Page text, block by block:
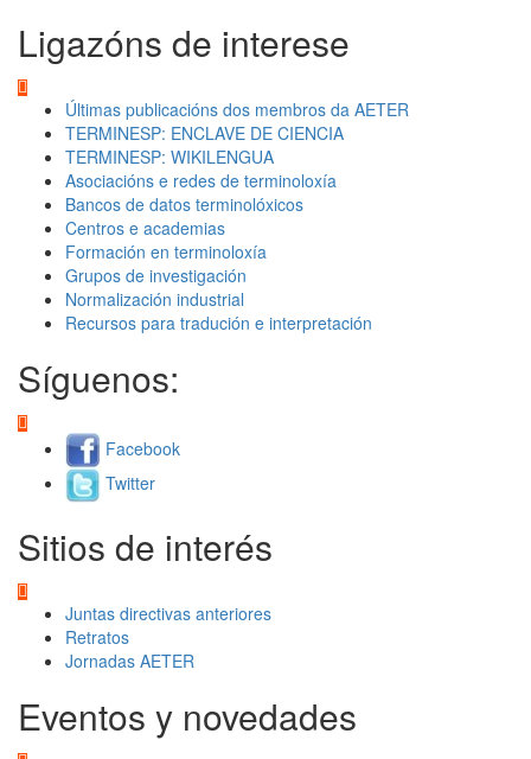
Ligazóns de interese
Últimas publicacións dos membros da AETER
TERMINESP: ENCLAVE DE CIENCIA
TERMINESP: WIKILENGUA
Asociacións e redes de terminoloxía
Bancos de datos terminolóxicos
Centros e academias
Formación en terminoloxía
Grupos de investigación
Normalización industrial
Recursos para tradución e interpretación
Síguenos:
Facebook
Twitter
Sitios de interés
Juntas directivas anteriores
Retratos
Jornadas AETER
Eventos y novedades